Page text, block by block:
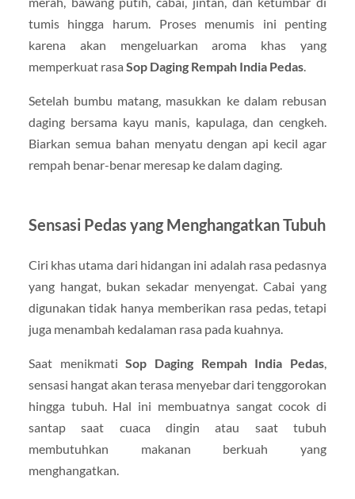
tumis hingga harum. Proses menumis ini penting
karena akan mengeluarkan aroma khas yang
memperkuat rasa Sop Daging Rempah India Pedas.
Setelah bumbu matang, masukkan ke dalam rebusan
daging bersama kayu manis, kapulaga, dan cengkeh.
Biarkan semua bahan menyatu dengan api kecil agar
rempah benar-benar meresap ke dalam daging.
Sensasi Pedas yang Menghangatkan Tubuh
Ciri khas utama dari hidangan ini adalah rasa pedasnya
yang hangat, bukan sekadar menyengat. Cabai yang
digunakan tidak hanya memberikan rasa pedas, tetapi
juga menambah kedalaman rasa pada kuahnya.
Saat menikmatiSop Daging Rempah India Pedas,
sensasi hangat akan terasa menyebar dari tenggorokan
hingga tubuh. Hal ini membuatnya sangat cocok di
santap saat cuaca dingin atau saat tubuh
membutuhkan makanan berkuah yang
menghangatkan.